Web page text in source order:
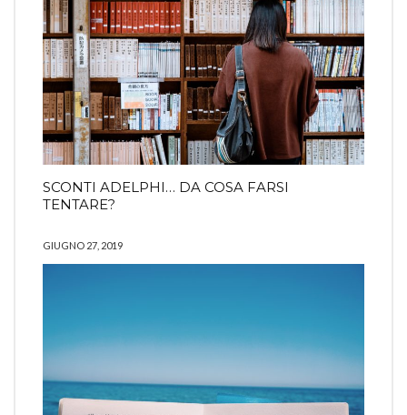
SCONTI ADELPHI… DA COSA FARSI
TENTARE?
GIUGNO 27, 2019